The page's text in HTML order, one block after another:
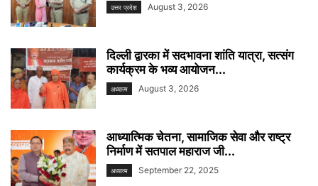
उत्तर प्रदेश August 3, 2026
दिल्ली द्वारका में सदभावना शांति यात्रा, सत्संग
कार्यक्रम के भव्य आयोजन...
अध्यात्म August 3, 2026
आध्यात्मिक चेतना, सामाजिक सेवा और राष्ट्र
निर्माण में सतपाल महाराज जी...
अध्यात्म September 22, 2025